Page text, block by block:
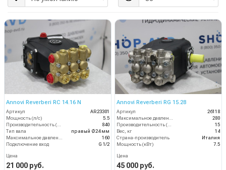
Annovi Reverberi RC 14.16 N
Артикул
AR23301
Мощность (л/с)
5.5
840
Тип вала
правый Ø24 мм
160
Подключение вход
G 1/2
Цена
21 000 руб.
Annovi Reverberi RG 15.28
Артикул
26118
280
15
Вес, кг
14
Страна-производитель
Италия
Мощность (кВт)
7.5
Цена
45 000 руб.